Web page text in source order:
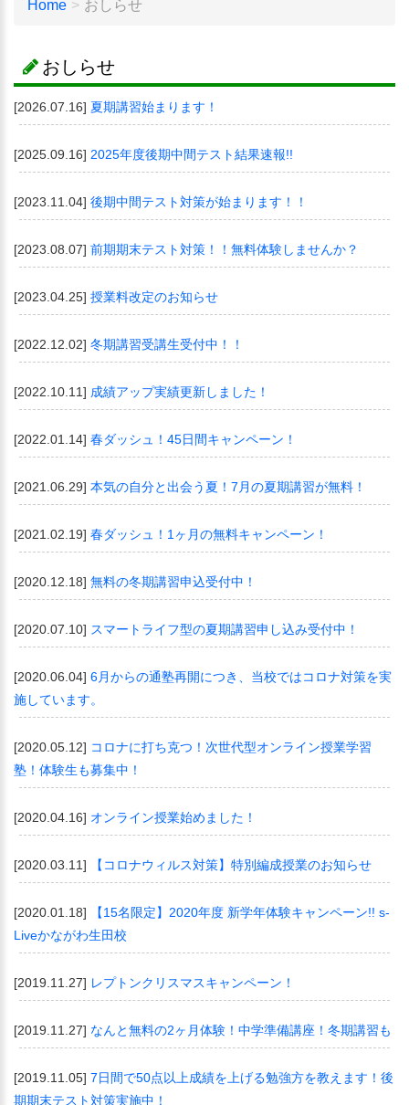
Home おしらせ
おしらせ
[2026.07.16] 夏期講習始まります！
[2025.09.16] 2025年度後期中間テスト結果速報!!
[2023.11.04] 後期中間テスト対策が始まります！！
[2023.08.07] 前期期末テスト対策！！無料体験しませんか？
[2023.04.25] 授業料改定のお知らせ
[2022.12.02] 冬期講習受講生受付中！！
[2022.10.11] 成績アップ実績更新しました！
[2022.01.14] 春ダッシュ！45日間キャンペーン！
[2021.06.29] 本気の自分と出会う夏！7月の夏期講習が無料！
[2021.02.19] 春ダッシュ！1ヶ月の無料キャンペーン！
[2020.12.18] 無料の冬期講習申込受付中！
[2020.07.10] スマートライフ型の夏期講習申し込み受付中！
[2020.06.04] 6月からの通塾再開につき、当校ではコロナ対策を実
施しています。
[2020.05.12] コロナに打ち克つ！次世代型オンライン授業学習
塾！体験生も募集中！
[2020.04.16] オンライン授業始めました！
[2020.03.11] 【コロナウィルス対策】特別編成授業のお知らせ
[2020.01.18]
【15名限定】2020年度 新学年体験キャンペーン!! s-
Liveかながわ生田校
[2019.11.27] レプトンクリスマスキャンペーン！
[2019.11.27] なんと無料の2ヶ月体験！中学準備講座！冬期講習も
[2019.11.05] 7日間で50点以上成績を上げる勉強方を教えます！後
期期末テスト対策実施中！